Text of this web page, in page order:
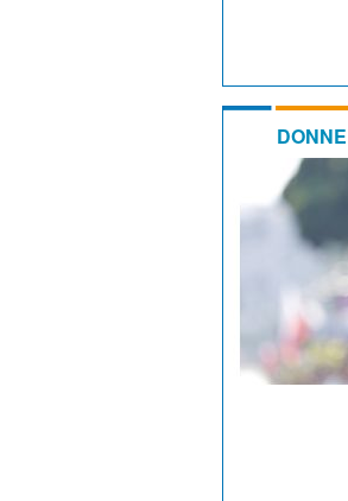
DONNE